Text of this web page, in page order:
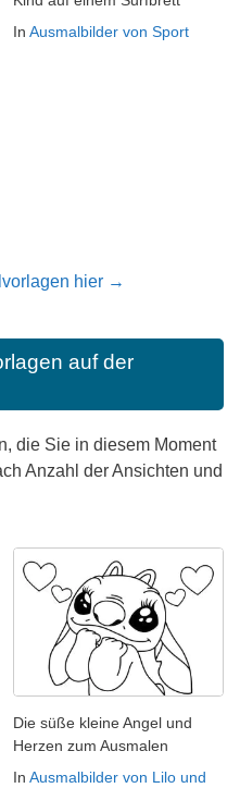
In Ausmalbilder von Sport
hier →
auf der
die Sie in diesem Moment
Anzahl der Ansichten und
Die süße kleine Angel und
Herzen zum Ausmalen
In Ausmalbilder von Lilo und